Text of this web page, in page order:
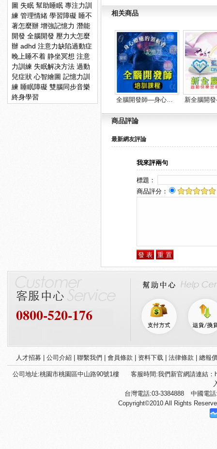
圖 失眠 幫助睡眠 專注力訓
練 管理情緒 學習障礙 睡不
著怎麼辦 增強記憶力 潛能
開發 全腦開發 壓力大怎麼
辦 adhd 注意力缺陷過動症
晚上睡不着 静坐冥想 注意
力訓練 失眠解决方法 過動
兒症狀 心智繪圖 記憶力訓
練 睡眠障礙 雙腦同步音樂
終身學習
相关商品
全腦開發師—身心療育的領航者
商品評論
最新網友評論
我來評兩句
標題：
商品評分：
0800-520-176
人才招募 公司介紹 聯繫我們 會員條款 资料下载| 法律條款 總報
公司地址:桃園市桃園區中山路90號1樓
客服時間:我們新官網請連結
台灣電話:03-3384888
中國電
Copyright©2010 All Rights